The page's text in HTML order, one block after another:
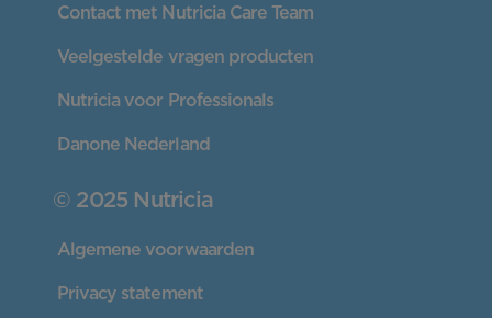
Contact met Nutricia Care Team
Veelgestelde vragen producten
Nutricia voor Professionals
Danone Nederland
© 2025 Nutricia
Algemene voorwaarden
Privacy statement